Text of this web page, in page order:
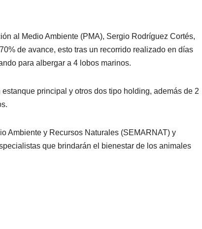
al Medio Ambiente (PMA), Sergio Rodríguez Cortés,
de avance, esto tras un recorrido realizado en días
para albergar a 4 lobos marinos.
principal y otros dos tipo holding, además de 2
Ambiente y Recursos Naturales (SEMARNAT) y
que brindarán el bienestar de los animales